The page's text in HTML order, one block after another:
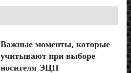
Важные моменты, которые
учитывают при выборе
носителя ЭЦП